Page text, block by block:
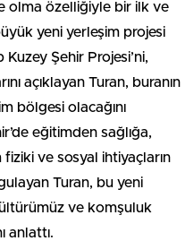
olma özelliğiyle bir ilk ve
yeni yerleşim projesi
Şehir Projesi’ni,
açıklayan Turan, buranın
bölgesi olacağını
eğitimden sağlığa,
ve sosyal ihtiyaçların
Turan, bu yeni
ve komşuluk
anlattı.